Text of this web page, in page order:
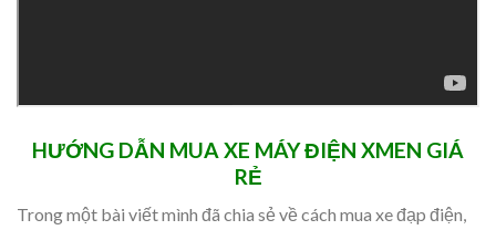
HƯỚNG DẪN MUA XE MÁY ĐIỆN XMEN GIÁ
RẺ
Trong một bài viết mình đã chia sẻ về cách mua xe đạp điện,